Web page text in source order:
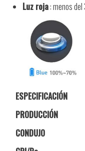
Luz roja: menos
ESPECIFICACIÓN
PRODUCCIÓN
CONDUJO